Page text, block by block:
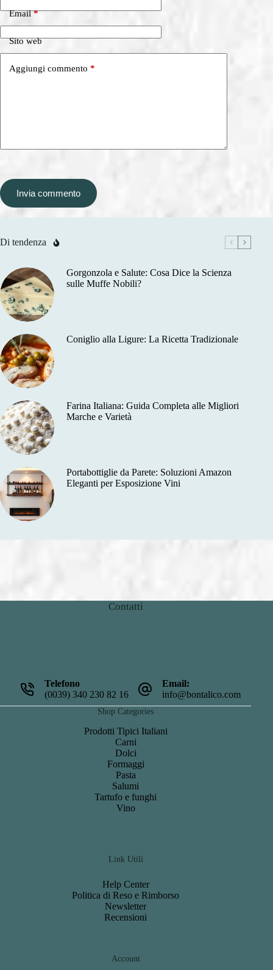
Email*
Sito web
Aggiungi commento *
Invia commento
Di tendenza
Gorgonzola e Salute: Cosa Dice la Scienza
sulle Muffe Nobili?
Coniglio alla Ligure: La Ricetta Tradizionale
Farina Italiana: Guida Completa alle Migliori
Marche e Varietà
Portabottiglie da Parete: Soluzioni Amazon
Eleganti per Esposizione Vini
Contatti
Telefono
(0039) 340 230 82 16
Email:
info@bontalico.com
Shop Categories
Prodotti Tipici Italiani
Carni
Dolci
Formaggi
Pasta
Salumi
Tartufo e funghi
Vino
Link Utili
Help Center
Politica di Reso e Rimborso
Newsletter
Recensioni
Account